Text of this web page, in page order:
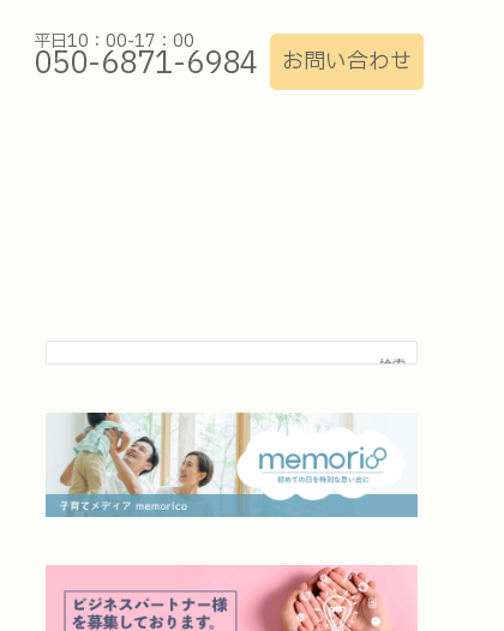
平日10：00-17：00
050-6871-6984 お問い合わせ
検索